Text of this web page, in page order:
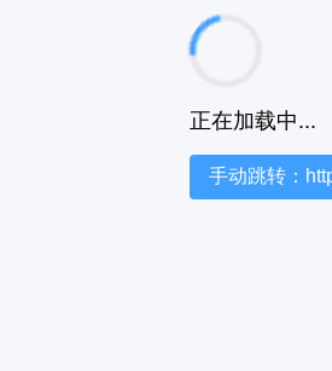
正在加载中...
手动跳转：